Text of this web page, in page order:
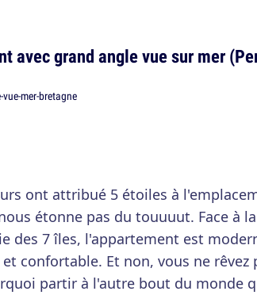
avec grand angle vue sur mer
ont attribué 5 étoiles à
étonne pas du touuuut. Face à
des 7 îles, l'appartement est
confortable. Et non, vous ne rêvez
partir à l'autre bout du monde